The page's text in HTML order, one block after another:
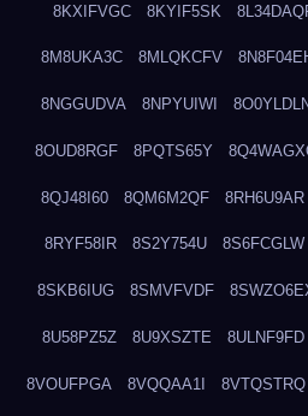
8KXIFVGC 8KYIF5SK
8M8UKA3C 8MLQKCFV
8NGGUDVA 8NPYUIWI
8OUD8RGF 8PQTS65Y
8QJ48I60 8QM6M2QF 8RH6U9AR
8RYF58IR 8S2Y754U 8S6FCGLW
8SKB6IUG 8SMVFVDF
8U58PZ5Z 8U9XSZTE 8ULNF9FD
8VOUFPGA 8VQQAA1I 8VTQSTRQ